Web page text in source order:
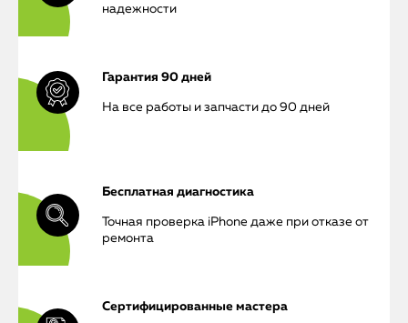
надежности
Гарантия 90 дней
На все работы и запчасти до 90 дней
Бесплатная диагностика
Точная проверка iPhone даже при отказе от
ремонта
Сертифицированные мастера